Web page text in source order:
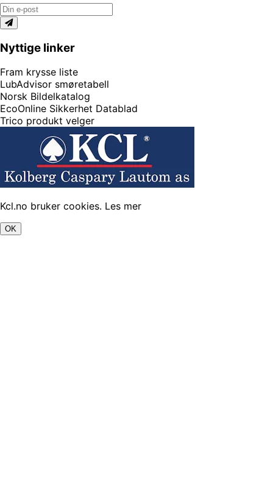
Nyttige linker
Fram krysse liste
LubAdvisor smøretabell
Norsk Bildelkatalog
EcoOnline Sikkerhet Datablad
Trico produkt velger
Kcl.no bruker cookies. Les mer
OK